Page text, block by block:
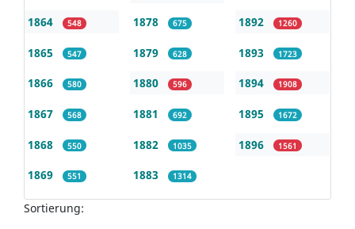
1864 548
1865 547
1866 580
1867 568
1868 550
1869 551
1878 675
1879 628
1880 596
1881 692
1882 1035
1883 1314
1892 1260
1893 1723
1894 1908
1895 1672
1896 1561
Sortierung: